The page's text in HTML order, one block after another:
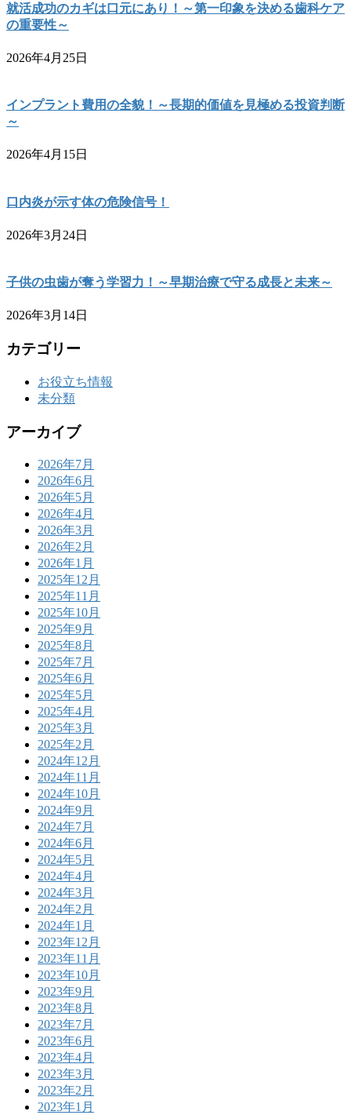
就活成功のカギは口元にあり！～第一印象を決める歯科ケア
の重要性～
2026年4月25日
インプラント費用の全貌！～長期的価値を見極める投資判断
～
2026年4月15日
口内炎が示す体の危険信号！
2026年3月24日
子供の虫歯が奪う学習力！～早期治療で守る成長と未来～
2026年3月14日
カテゴリー
お役立ち情報
未分類
アーカイブ
2026年7月
2026年6月
2026年5月
2026年4月
2026年3月
2026年2月
2026年1月
2025年12月
2025年11月
2025年10月
2025年9月
2025年8月
2025年7月
2025年6月
2025年5月
2025年4月
2025年3月
2025年2月
2024年12月
2024年11月
2024年10月
2024年9月
2024年7月
2024年6月
2024年5月
2024年4月
2024年3月
2024年2月
2024年1月
2023年12月
2023年11月
2023年10月
2023年9月
2023年8月
2023年7月
2023年6月
2023年4月
2023年3月
2023年2月
2023年1月